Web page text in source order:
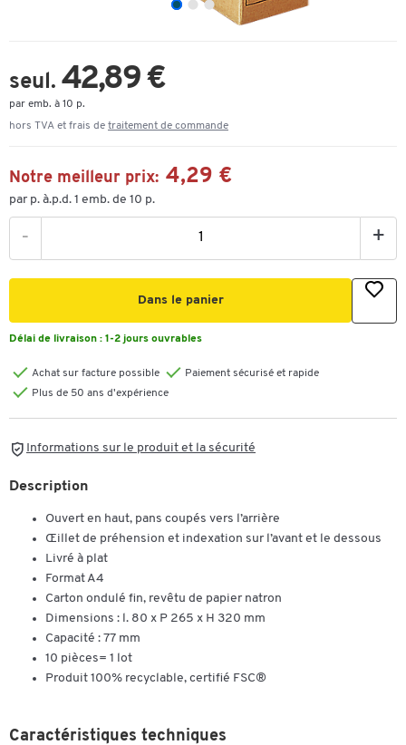
seul. 42,89 €
par emb. à 10 p.
hors TVA et frais de traitement de commande
Notre meilleur prix: 4,29 €
par p. à.p.d. 1 emb. de 10 p.
- +
Dans le panier
Délai de livraison : 1-2 jours ouvrables
Achat sur facture possible
Paiement sécurisé et rapide
Plus de 50 ans d'expérience
Informations sur le produit et la sécurité
Description
Ouvert en haut, pans coupés vers l’arrière
Œillet de préhension et indexation sur l’avant et le dessous
Livré à plat
Format A4
Carton ondulé fin, revêtu de papier natron
Dimensions : l. 80 x P 265 x H 320 mm
Capacité : 77 mm
10 pièces= 1 lot
Produit 100% recyclable, certifié FSC®
Caractéristiques techniques